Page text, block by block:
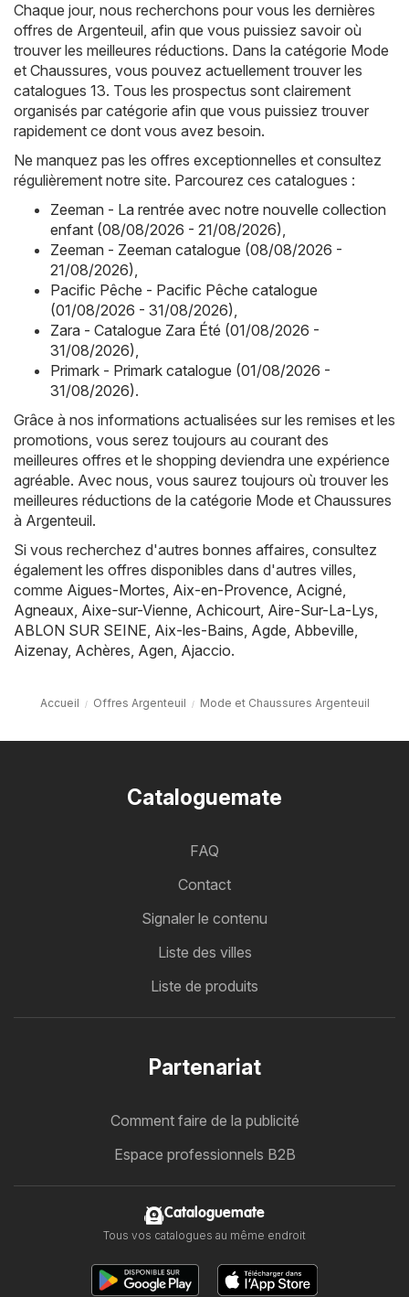
Chaque jour, nous recherchons pour vous les dernières
offres de Argenteuil, afin que vous puissiez savoir où
trouver les meilleures réductions. Dans la catégorie Mode
et Chaussures, vous pouvez actuellement trouver les
catalogues 13. Tous les prospectus sont clairement
organisés par catégorie afin que vous puissiez trouver
rapidement ce dont vous avez besoin.
Ne manquez pas les offres exceptionnelles et consultez
régulièrement notre site. Parcourez ces catalogues :
Zeeman - La rentrée avec notre nouvelle collection
enfant (08/08/2026 - 21/08/2026),
Zeeman - Zeeman catalogue (08/08/2026 -
21/08/2026),
Pacific Pêche - Pacific Pêche catalogue
(01/08/2026 - 31/08/2026),
Zara - Catalogue Zara Été (01/08/2026 -
31/08/2026),
Primark - Primark catalogue (01/08/2026 -
31/08/2026).
Grâce à nos informations actualisées sur les remises et les
promotions, vous serez toujours au courant des
meilleures offres et le shopping deviendra une expérience
agréable. Avec nous, vous saurez toujours où trouver les
meilleures réductions de la catégorie Mode et Chaussures
à Argenteuil.
Si vous recherchez d'autres bonnes affaires, consultez
également les offres disponibles dans d'autres villes,
comme Aigues-Mortes, Aix-en-Provence, Acigné,
Agneaux, Aixe-sur-Vienne, Achicourt, Aire-Sur-La-Lys,
ABLON SUR SEINE, Aix-les-Bains, Agde, Abbeville,
Aizenay, Achères, Agen, Ajaccio.
Accueil Offres Argenteuil Mode et Chaussures Argenteuil
Cataloguemate
FAQ
Contact
Signaler le contenu
Liste des villes
Liste de produits
Partenariat
Comment faire de la publicité
Espace professionnels B2B
Cataloguemate
Tous vos catalogues au même endroit